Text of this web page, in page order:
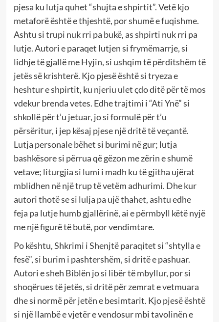
pjesa ku lutja quhet “shujta e shpirtit”. Vetë kjo
metaforë është e thjeshtë, por shumë e fuqishme.
Ashtu si trupi nuk rri pa bukë, as shpirti nuk rri pa
lutje. Autori e paraqet lutjen si frymëmarrje, si
lidhje të gjallë me Hyjin, si ushqim të përditshëm të
jetës së krishterë. Kjo pjesë është si tryeza e
heshtur e shpirtit, ku njeriu ulet çdo ditë për të mos
vdekur brenda vetes. Edhe trajtimi i “Ati Ynë” si
shkollë për t’u jetuar, jo si formulë për t’u
përsëritur, i jep kësaj pjese një dritë të veçantë.
Lutja personale bëhet si burimi në gur; lutja
bashkësore si përrua që gëzon me zërin e shumë
vetave; liturgjia si lumi i madh ku të gjitha ujërat
mblidhen në një trup të vetëm adhurimi. Dhe kur
autori thotë se si lulja pa ujë thahet, ashtu edhe
feja pa lutje humb gjallërinë, ai e përmbyll këtë nyjë
me një figurë të butë, por vendimtare.
Po kështu, Shkrimi i Shenjtë paraqitet si “shtylla e
fesë”, si burim i pashtershëm, si dritë e pashuar.
Autori e sheh Biblën jo si libër të mbyllur, por si
shoqërues të jetës, si dritë për zemrat e vetmuara
dhe si normë për jetën e besimtarit. Kjo pjesë është
si një llambë e vjetër e vendosur mbi tavolinën e